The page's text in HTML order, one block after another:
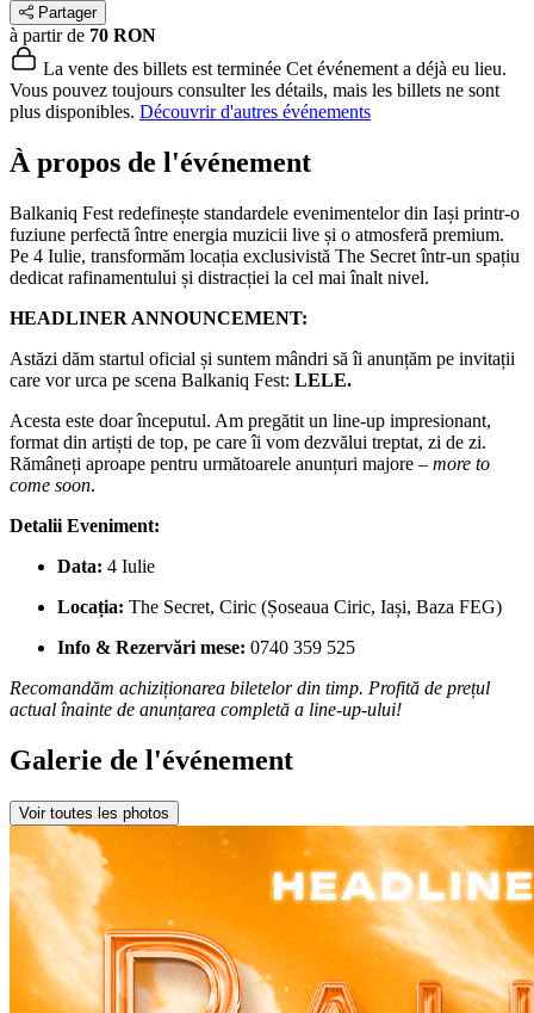
Partager
à partir de 70 RON
La vente des billets est terminée Cet événement a déjà eu lieu.
Vous pouvez toujours consulter les détails, mais les billets ne sont
plus disponibles. Découvrir d'autres événements
À propos de l'événement
Balkaniq Fest redefinește standardele evenimentelor din Iași printr-o
fuziune perfectă între energia muzicii live și o atmosferă premium.
Pe 4 Iulie, transformăm locația exclusivistă The Secret într-un spațiu
dedicat rafinamentului și distracției la cel mai înalt nivel.
HEADLINER ANNOUNCEMENT:
Astăzi dăm startul oficial și suntem mândri să îi anunțăm pe invitații
care vor urca pe scena Balkaniq Fest: LELE.
Acesta este doar începutul. Am pregătit un line-up impresionant,
format din artiști de top, pe care îi vom dezvălui treptat, zi de zi.
Rămâneți aproape pentru următoarele anunțuri majore – more to
come soon.
Detalii Eveniment:
Data: 4 Iulie
Locația: The Secret, Ciric (Șoseaua Ciric, Iași, Baza FEG)
Info & Rezervări mese: 0740 359 525
Recomandăm achiziționarea biletelor din timp. Profită de prețul
actual înainte de anunțarea completă a line-up-ului!
Galerie de l'événement
Voir toutes les photos